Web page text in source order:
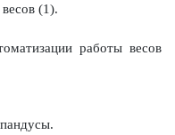
(1).
работы весов